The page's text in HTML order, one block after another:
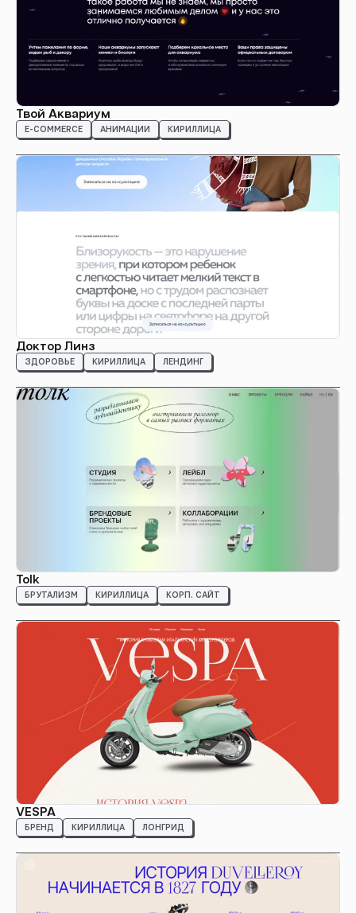
Твой Аквариум
E-COMMERCE АНИМАЦИИ КИРИЛЛИЦА
Доктор Линз
ЗДОРОВЬЕ КИРИЛЛИЦА ЛЕНДИНГ
Tolk
БРУТАЛИЗМ КИРИЛЛИЦА КОРП. САЙТ
VESPA
БРЕНД КИРИЛЛИЦА ЛОНГРИД